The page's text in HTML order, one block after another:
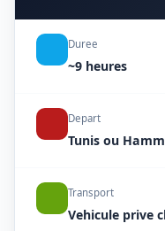
Duree
~9 heures
Depart
Tunis ou
Transport
Vehicule prive